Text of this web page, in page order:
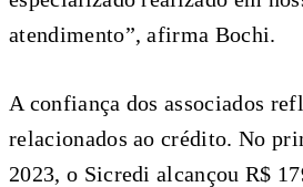
atendimento”, afirma Bochi.
A confiança dos associados
relacionados ao crédito. No
2023, o Sicredi alcançou R$